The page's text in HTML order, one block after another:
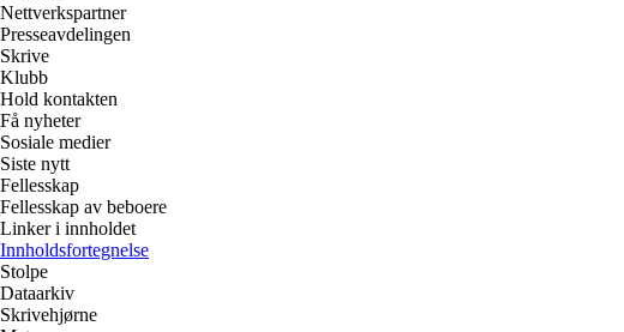
Nettverkspartner
Presseavdelingen
Skrive
Klubb
Hold kontakten
Få nyheter
Sosiale medier
Siste nytt
Fellesskap
Fellesskap av beboere
Linker i innholdet
Innholdsfortegnelse
Stolpe
Dataarkiv
Skrivehjørne